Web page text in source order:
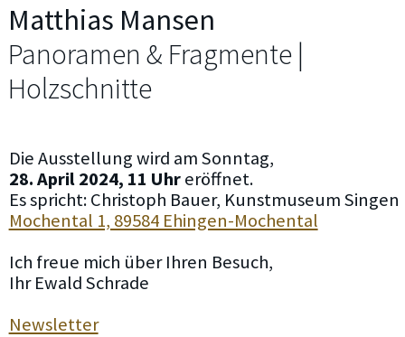
Matthias Mansen
Panoramen & Fragmente |
Holzschnitte
Die Ausstellung wird am Sonntag,
28. April 2024, 11 Uhreröffnet.
Es spricht: Christoph Bauer, Kunstmuseum Singen
Mochental 1, 89584 Ehingen-Mochental
Ich freue mich über Ihren Besuch,
Ihr Ewald Schrade
Newsletter